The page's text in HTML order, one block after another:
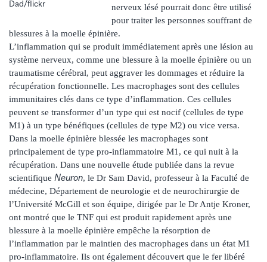
Dad/flickr
nerveux lésé pourrait donc être utilisé
pour traiter les personnes souffrant de
blessures à la moelle épinière.
L’inflammation qui se produit immédiatement après une lésion au
système nerveux, comme une blessure à la moelle épinière ou un
traumatisme cérébral, peut aggraver les dommages et réduire la
récupération fonctionnelle. Les macrophages sont des cellules
immunitaires clés dans ce type d’inflammation. Ces cellules
peuvent se transformer d’un type qui est nocif (cellules de type
M1) à un type bénéfiques (cellules de type M2) ou vice versa.
Dans la moelle épinière blessée les macrophages sont
principalement de type pro-inflammatoire M1, ce qui nuit à la
récupération. Dans une nouvelle étude publiée dans la revue
scientifique Neuron, le Dr Sam David, professeur à la Faculté de
médecine, Département de neurologie et de neurochirurgie de
l’Université McGill et son équipe, dirigée par le Dr Antje Kroner,
ont montré que le TNF qui est produit rapidement après une
blessure à la moelle épinière empêche la résorption de
l’inflammation par le maintien des macrophages dans un état M1
pro-inflammatoire. Ils ont également découvert que le fer libéré